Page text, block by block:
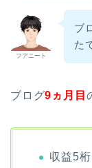
フアニート
ブ
た
ブログ9 ヵ月目
収益5